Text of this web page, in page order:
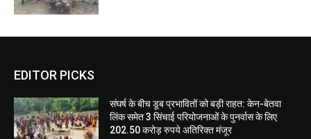
EDITOR PICKS
संघर्ष के बीच डूब प्रभावितों को बड़ी राहत: केन-बेतवा
लिंक समेत 3 सिंचाई परियोजनाओं के पुनर्वास के लिए
202.50 करोड़ रुपये अतिरिक्त मंजूर